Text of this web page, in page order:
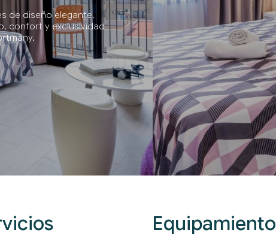
de diseño elegante,
confort y exclusividad
Equipamiento